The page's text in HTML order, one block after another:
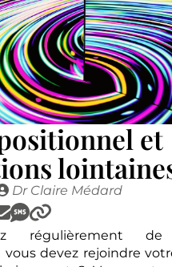
et
Publié
par
Dr Claire Médard
régulièrement de
vous devez rejoindre